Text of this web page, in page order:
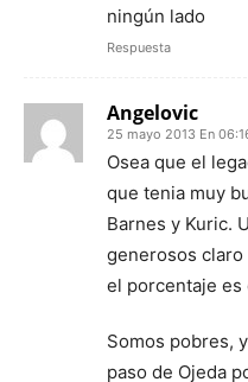
ningún lado
Respuesta
Angelovic
25 mayo 2013 En
Osea que el
que tenia muy
Barnes y Kuric.
generosos claro
el porcentaje es
Somos pobres,
paso de Ojeda